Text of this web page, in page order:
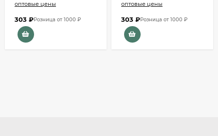
оптовые цены
303 ₽Розница от 1000 ₽
оптовые цены
303 ₽Розница от 1000 ₽